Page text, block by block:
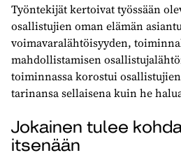
Työntekijät kertoivat työssään
osallistujien oman elämän
voimavaralähtöisyyden,
mahdollistamisen
toiminnassa korostui
tarinansa sellaisena kuin he
Jokainen tulee
itsenään